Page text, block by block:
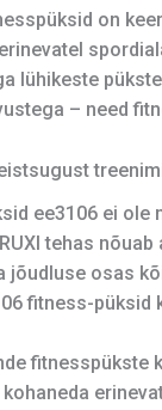
on
lühikeste
– need
ee3106 ei
tehas
jõudluse osas
fitness-püksid